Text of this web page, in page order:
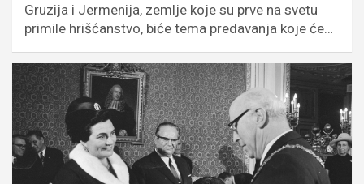
Gruzija i Jermenija, zemlje koje su prve na svetu
primile hrišćanstvo, biće tema predavanja koje će…